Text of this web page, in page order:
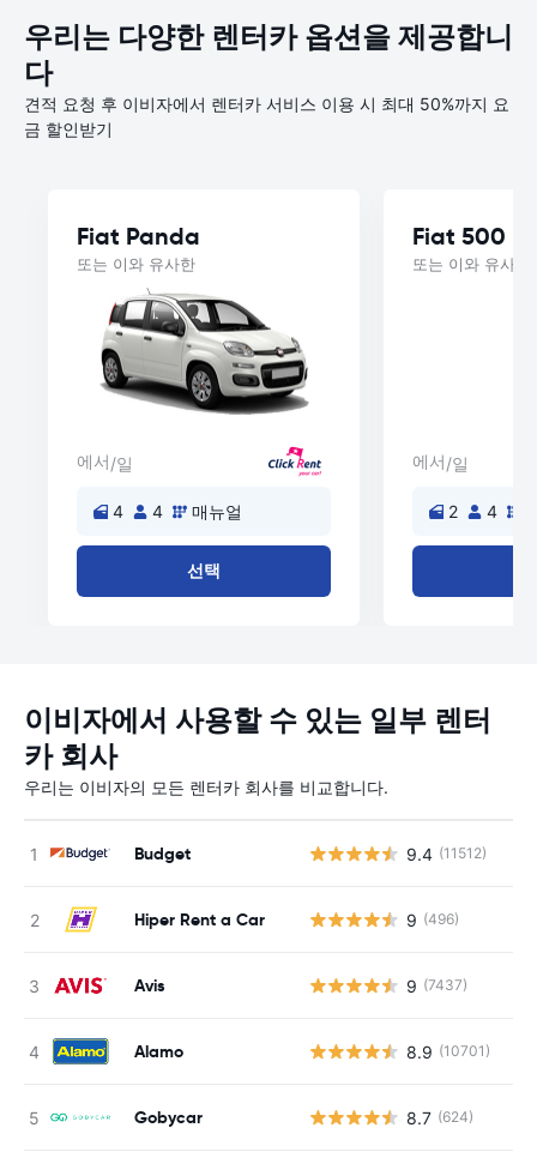
우리는 다양한 렌터카 옵션을 제공합니
다
견적 요청 후 이비자에서 렌터카 서비스 이용 시 최대 50%까지 요
금 할인받기
Fiat Panda
또는 이와 유사한
에서/일
4 4 매뉴얼
선택
Fiat 500
또는 이와 유사한
에서/일
2 4
이비자에서 사용할 수 있는 일부 렌터
카 회사
우리는 이비자의 모든 렌터카 회사를 비교합니다.
Budget 9.4 (11512)
Hiper Rent a Car 9 (496)
Avis 9 (7437)
Alamo 8.9 (10701)
Gobycar 8.7 (624)